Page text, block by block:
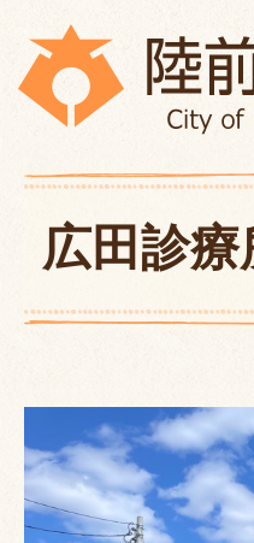
広田診療